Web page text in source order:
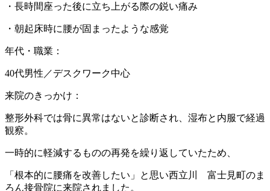
・長時間座った後に立ち上がる際の鋭い痛み
・朝起床時に腰が固まったような感覚
年代・職業：
40代男性／デスクワーク中心
来院のきっかけ：
整形外科では骨に異常はないと診断され、湿布と内服で経過
観察。
一時的に軽減するものの再発を繰り返していたため、
「根本的に腰痛を改善したい」と思い西立川 富士見町のま
ろん接骨院に来院されました。